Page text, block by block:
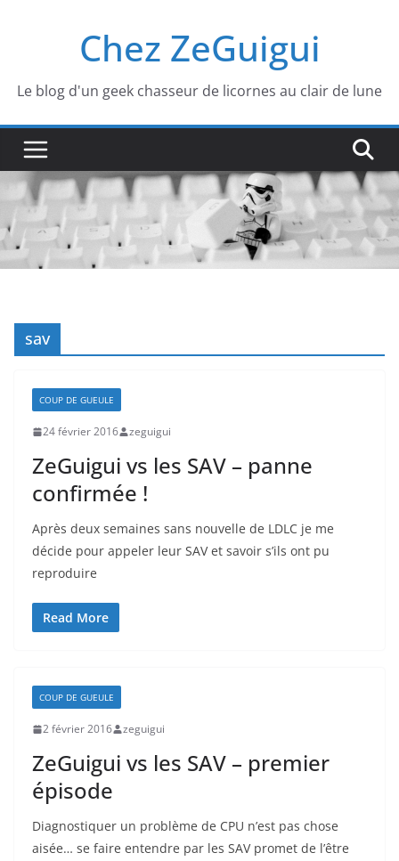
Chez ZeGuigui
Le blog d'un geek chasseur de licornes au clair de lune
sav
COUP DE GUEULE
24 février 2016 zeguigui
ZeGuigui vs les SAV – panne
confirmée !
Après deux semaines sans nouvelle de LDLC je me
décide pour appeler leur SAV et savoir s’ils ont pu
reproduire
Read More
COUP DE GUEULE
2 février 2016 zeguigui
ZeGuigui vs les SAV – premier
épisode
Diagnostiquer un problème de CPU n’est pas chose
aisée… se faire entendre par les SAV promet de l’être